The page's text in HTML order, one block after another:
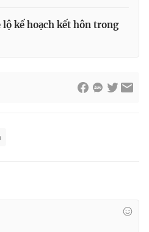
báo điện tử số 483/GP-BTTTT
kế hoạch kết hôn trong